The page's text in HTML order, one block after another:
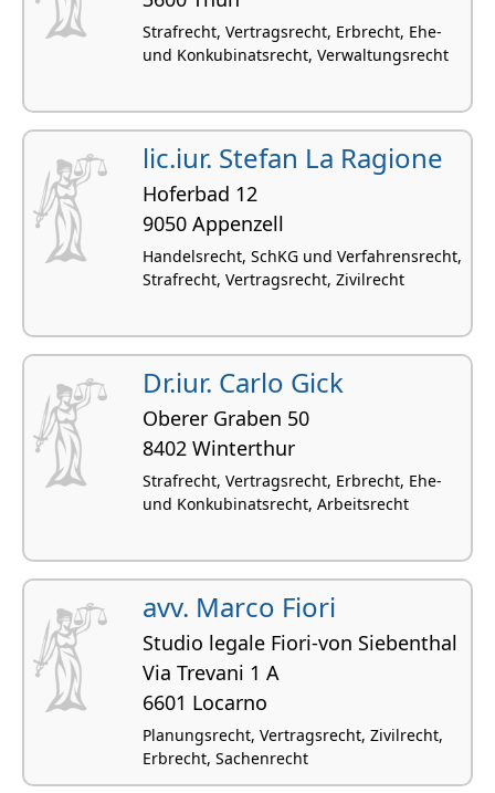
Strafrecht, Vertragsrecht, Erbrecht, Ehe-
und Konkubinatsrecht, Verwaltungsrecht
lic.iur. Stefan La Ragione
Hoferbad 12
9050 Appenzell
Handelsrecht, SchKG und Verfahrensrecht,
Strafrecht, Vertragsrecht, Zivilrecht
Dr.iur. Carlo Gick
Oberer Graben 50
8402 Winterthur
Strafrecht, Vertragsrecht, Erbrecht, Ehe-
und Konkubinatsrecht, Arbeitsrecht
avv. Marco Fiori
Studio legale Fiori-von Siebenthal
Via Trevani 1 A
6601 Locarno
Planungsrecht, Vertragsrecht, Zivilrecht,
Erbrecht, Sachenrecht